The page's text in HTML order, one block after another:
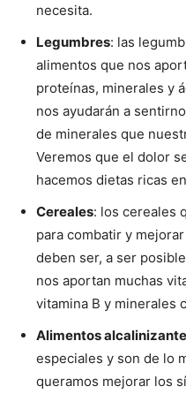
necesita.
Legumbres: las
alimentos que nos
proteínas, minerales y
nos ayudarán a
de minerales que
Veremos que el dolor
hacemos dietas ricas
Cereales: los cereales
para combatir y
deben ser, a ser
nos aportan muchas
vitamina B y minerales
Alimentos
especiales y son de lo
queramos mejorar los